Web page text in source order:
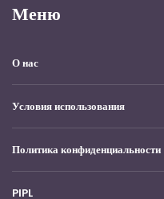
Меню
О нас
Условия использования
Политика конфиденциальности
PIPL